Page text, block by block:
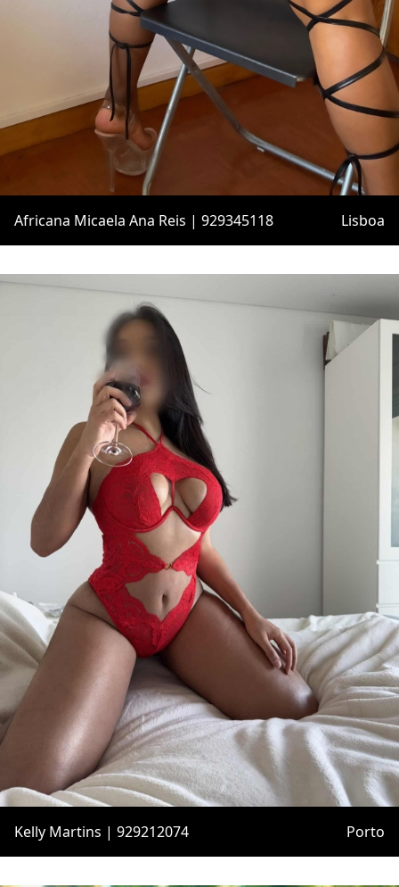
Africana Micaela Ana Reis | 929345118 Lisboa
Kelly Martins | 929212074 Porto